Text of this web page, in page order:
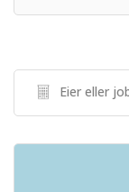
Eier eller